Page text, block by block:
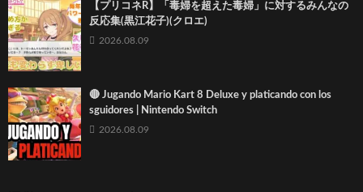
【プリコネR】「毒婦を超えた毒婦」に対するみんなの
反応集(黒江花子)(クロエ)
2026.08.09
🔴 Jugando Mario Kart 8 Deluxe y platicando con los
sguidores | Nintendo Switch
2026.08.09